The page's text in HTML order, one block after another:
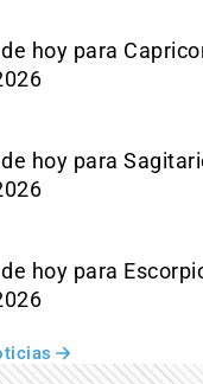
hoy para
hoy para
hoy para